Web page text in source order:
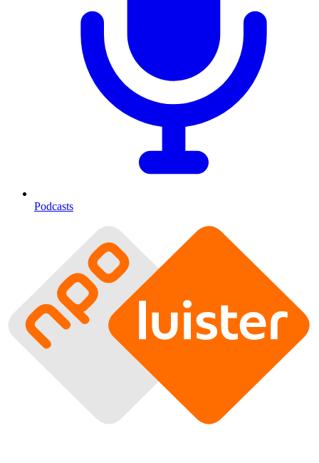
Podcasts